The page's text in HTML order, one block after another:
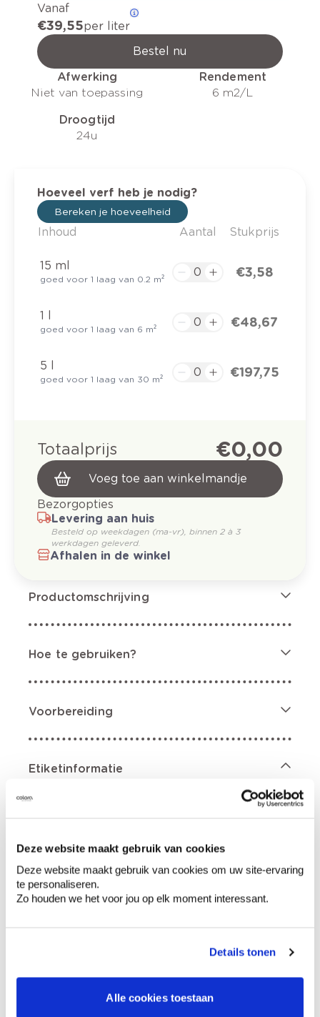
Deze website maakt gebruik van cookies
Deze website maakt gebruik van cookies om uw site-ervaring
te personaliseren.
Zo houden we het voor jou op elk moment interessant.
Details tonen
Alle cookies toestaan
Vanaf
€ 39,55per liter
Bestel nu
Afwerking
Niet van toepassing
Rendement
6 m2/L
Droogtijd
24u
Hoeveel verf heb je nodig?
Bereken je hoeveelheid
Inhoud Aantal Stukprijs
15 ml
goed voor 1 laag van 0.2 m² € 3,58
1 l
goed voor 1 laag van 6 m² € 48,67
5 l
goed voor 1 laag van 30 m² € 197,75
Totaalprijs € 0,00
Voeg toe aan winkelmandje
Bezorgopties
Levering aan huis
Besteld op weekdagen (ma-vr), binnen 2 à 3
werkdagen geleverd.
Afhalen in de winkel
Productomschrijving
Hoe te gebruiken?
Voorbereiding
Etiketinformatie
Gevarenaanduidingen
Bevat 4,5-dichloro-2-octyl-2H-isothiazool-3-
vloeistof en damp., Kan dodelijk zijn als de
terechtkomt., Veroorzaakt huidirritatie., Kan
een allergische huidreactie veroorzaken.,